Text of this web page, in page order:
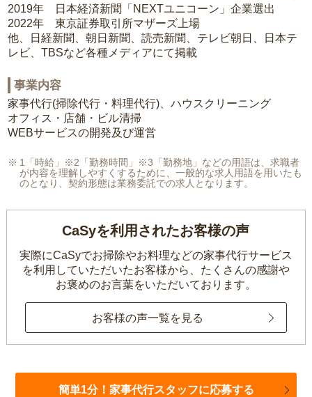
2019年 日本経済新聞「NEXTユニコーン」企業選出
2022年 東京証券取引所マザーズ上場
他、日経新聞、朝日新聞、読売新聞、テレビ朝日、日本テ
レビ、TBSなど各種メディアにて掲載
事業内容
家事代行(掃除代行・料理代行)、ハウスクリーニング
オフィス・店舗・ビル清掃
WEBサービスの開発及び運営
1「時給」※2「勤務時間」※3「勤務地」などの用語は、求職者
が内容を理解しやすくするために、一般的な求人用語を用いたも
のとなり、契約形態は業務委託での求人となります。
CaSyを利用されたお客様の声
実際にCaSyでお掃除やお料理などの家事代行サービス
を利用していただいたお客様から、 たくさんの感謝や
お褒めのお言葉をいただいております。
お客様の声一覧を見る
簡単1分！家事代行スタッフに応募する